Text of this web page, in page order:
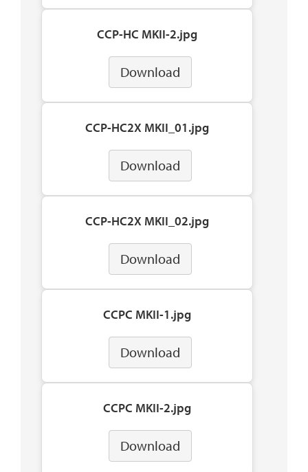
CCP-HC MKII-2.jpg
Download
CCP-HC2X MKII_01.jpg
Download
CCP-HC2X MKII_02.jpg
Download
CCPC MKII-1.jpg
Download
CCPC MKII-2.jpg
Download